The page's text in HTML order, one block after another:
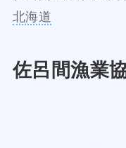
北海道
佐呂間漁業